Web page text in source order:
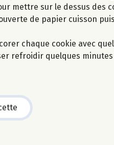
mettre sur le dessus des
de papier cuisson
chaque cookie avec
refroidir quelques